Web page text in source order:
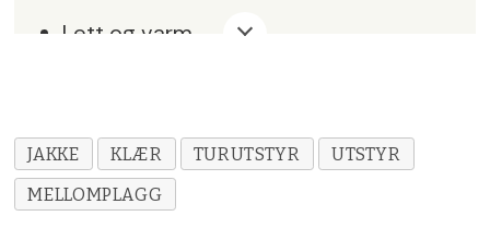
steder)
Lett og varm
Miljøvennlige fibre
Noe å tenke på
JAKKE KLÆR TURUTSTYR
UTSTYR
MELLOMPLAGG